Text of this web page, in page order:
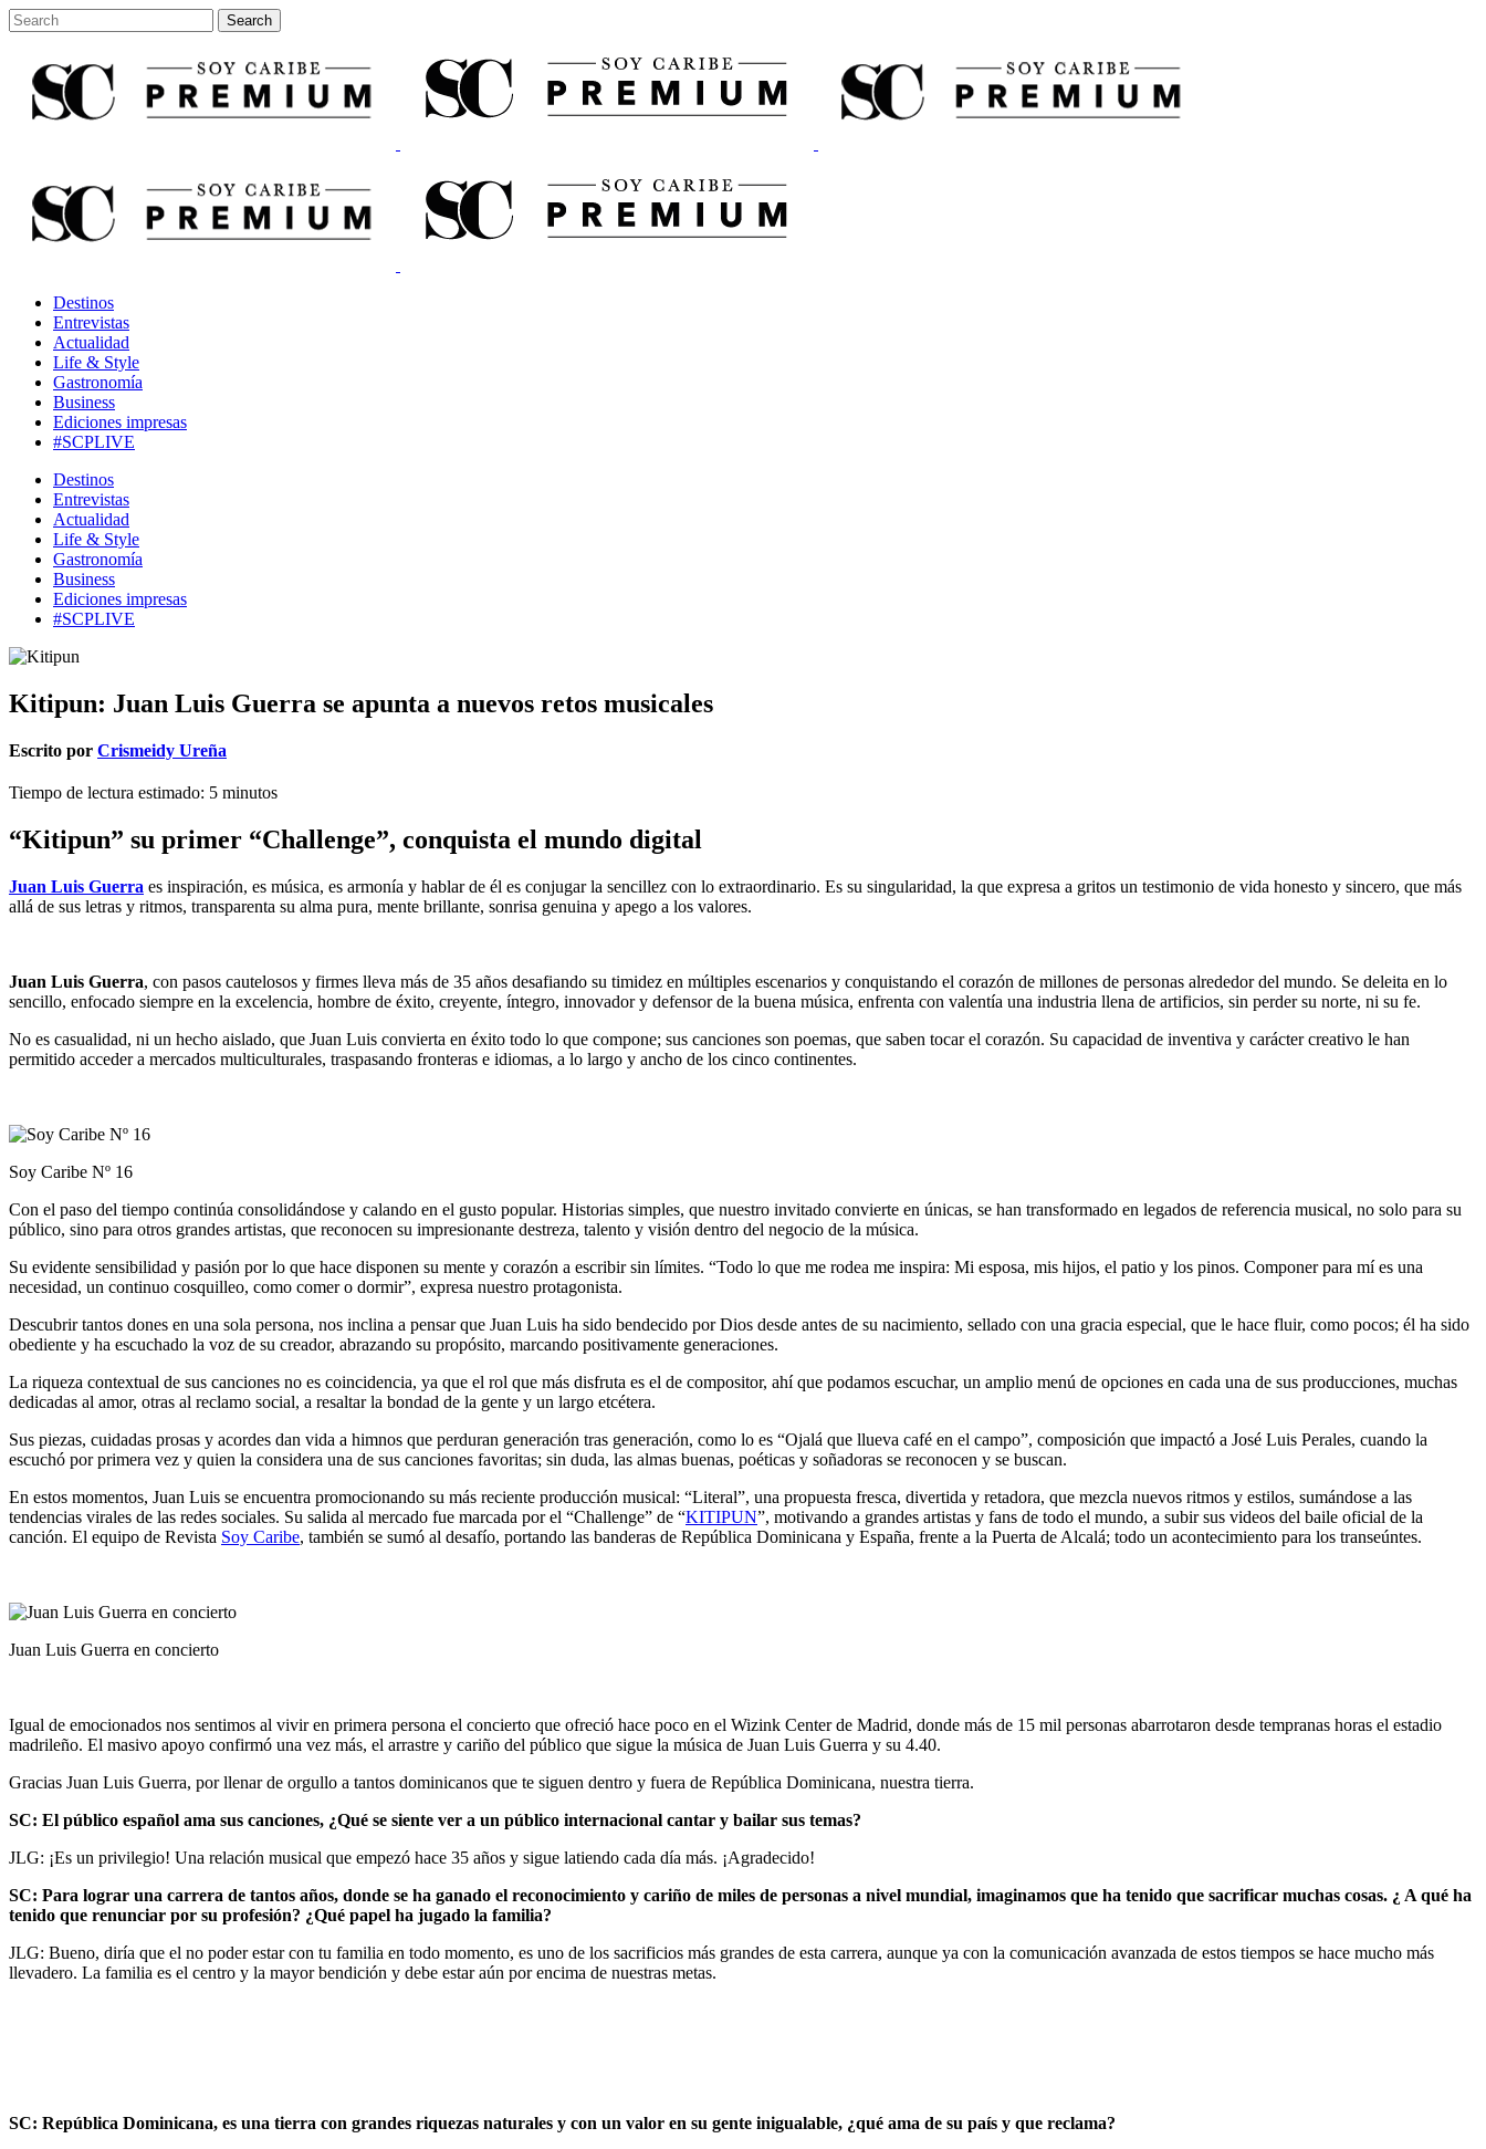
Destinos
Entrevistas
Actualidad
Life & Style
Gastronomía
Business
Ediciones impresas
#SCPLIVE
Destinos
Entrevistas
Actualidad
Life & Style
Gastronomía
Business
Ediciones impresas
#SCPLIVE
Kitipun: Juan Luis Guerra se apunta a nuevos retos musicales
Escrito por Crismeidy Ureña
Tiempo de lectura estimado: 5 minutos
“Kitipun” su primer “Challenge”, conquista el mundo digital
Juan Luis Guerra es inspiración, es música, es armonía y hablar de él es conjugar la sencillez con lo extraordinario. Es su singularidad, la que expresa a gritos un testimonio de vida honesto y sincero, que más
allá de sus letras y ritmos, transparenta su alma pura, mente brillante, sonrisa genuina y apego a los valores.
Juan Luis Guerra, con pasos cautelosos y firmes lleva más de 35 años desafiando su timidez en múltiples escenarios y conquistando el corazón de millones de personas alrededor del mundo. Se deleita en lo
sencillo, enfocado siempre en la excelencia, hombre de éxito, creyente, íntegro, innovador y defensor de la buena música, enfrenta con valentía una industria llena de artificios, sin perder su norte, ni su fe.
No es casualidad, ni un hecho aislado, que Juan Luis convierta en éxito todo lo que compone; sus canciones son poemas, que saben tocar el corazón. Su capacidad de inventiva y carácter creativo le han
permitido acceder a mercados multiculturales, traspasando fronteras e idiomas, a lo largo y ancho de los cinco continentes.
Soy Caribe Nº 16
Con el paso del tiempo continúa consolidándose y calando en el gusto popular. Historias simples, que nuestro invitado convierte en únicas, se han transformado en legados de referencia musical, no solo para su
público, sino para otros grandes artistas, que reconocen su impresionante destreza, talento y visión dentro del negocio de la música.
Su evidente sensibilidad y pasión por lo que hace disponen su mente y corazón a escribir sin límites. “Todo lo que me rodea me inspira: Mi esposa, mis hijos, el patio y los pinos. Componer para mí es una
necesidad, un continuo cosquilleo, como comer o dormir”, expresa nuestro protagonista.
Descubrir tantos dones en una sola persona, nos inclina a pensar que Juan Luis ha sido bendecido por Dios desde antes de su nacimiento, sellado con una gracia especial, que le hace fluir, como pocos; él ha sido
obediente y ha escuchado la voz de su creador, abrazando su propósito, marcando positivamente generaciones.
La riqueza contextual de sus canciones no es coincidencia, ya que el rol que más disfruta es el de compositor, ahí que podamos escuchar, un amplio menú de opciones en cada una de sus producciones, muchas
dedicadas al amor, otras al reclamo social, a resaltar la bondad de la gente y un largo etcétera.
Sus piezas, cuidadas prosas y acordes dan vida a himnos que perduran generación tras generación, como lo es “Ojalá que llueva café en el campo”, composición que impactó a José Luis Perales, cuando la
escuchó por primera vez y quien la considera una de sus canciones favoritas; sin duda, las almas buenas, poéticas y soñadoras se reconocen y se buscan.
En estos momentos, Juan Luis se encuentra promocionando su más reciente producción musical: “Literal”, una propuesta fresca, divertida y retadora, que mezcla nuevos ritmos y estilos, sumándose a las
tendencias virales de las redes sociales. Su salida al mercado fue marcada por el “Challenge” de “KITIPUN”, motivando a grandes artistas y fans de todo el mundo, a subir sus videos del baile oficial de la
canción. El equipo de Revista Soy Caribe, también se sumó al desafío, portando las banderas de República Dominicana y España, frente a la Puerta de Alcalá; todo un acontecimiento para los transeúntes.
Juan Luis Guerra en concierto
Igual de emocionados nos sentimos al vivir en primera persona el concierto que ofreció hace poco en el Wizink Center de Madrid, donde más de 15 mil personas abarrotaron desde tempranas horas el estadio
madrileño. El masivo apoyo confirmó una vez más, el arrastre y cariño del público que sigue la música de Juan Luis Guerra y su 4.40.
Gracias Juan Luis Guerra, por llenar de orgullo a tantos dominicanos que te siguen dentro y fuera de República Dominicana, nuestra tierra.
SC: El público español ama sus canciones, ¿Qué se siente ver a un público internacional cantar y bailar sus temas?
JLG: ¡Es un privilegio! Una relación musical que empezó hace 35 años y sigue latiendo cada día más. ¡Agradecido!
SC: Para lograr una carrera de tantos años, donde se ha ganado el reconocimiento y cariño de miles de personas a nivel mundial, imaginamos que ha tenido que sacrificar muchas cosas. ¿ A qué ha
tenido que renunciar por su profesión? ¿Qué papel ha jugado la familia?
JLG: Bueno, diría que el no poder estar con tu familia en todo momento, es uno de los sacrificios más grandes de esta carrera, aunque ya con la comunicación avanzada de estos tiempos se hace mucho más
llevadero. La familia es el centro y la mayor bendición y debe estar aún por encima de nuestras metas.
SC: República Dominicana, es una tierra con grandes riquezas naturales y con un valor en su gente inigualable, ¿qué ama de su país y que reclama?